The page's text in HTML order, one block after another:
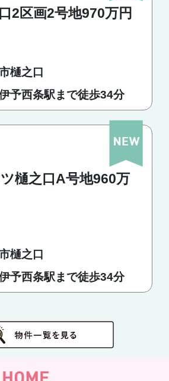
2区画2号地970万円
樋之口
予西条駅まで徒歩34分
樋之口A号地960万
樋之口
予西条駅まで徒歩34分